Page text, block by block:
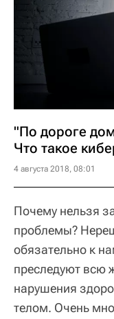
"По дороге
Что такое
4 августа 2018, 08:01
Почему нельзя
проблемы?
обязательно к
преследуют всю
нарушения
телом. Очень